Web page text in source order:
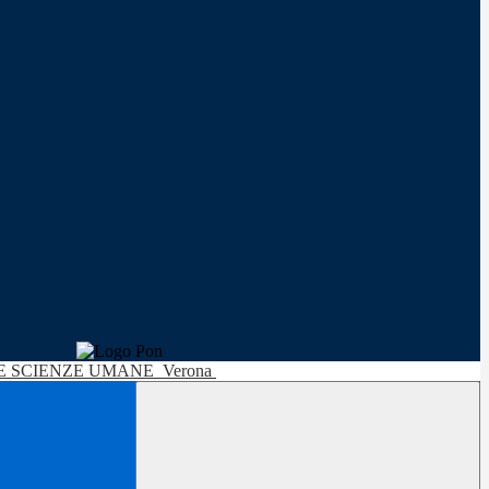
SCIENZE UMANE Verona